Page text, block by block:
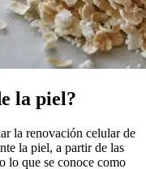
la piel?
la renovación celular de
la piel, a partir de las
lo que se conoce como